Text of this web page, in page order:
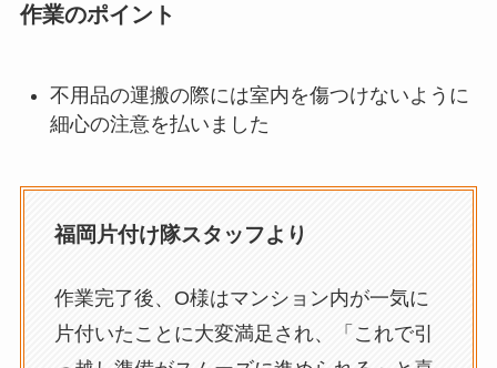
作業のポイント
不用品の運搬の際には室内を傷つけないように
細心の注意を払いました
福岡片付け隊スタッフより
作業完了後、O様はマンション内が一気に
片付いたことに大変満足され、「これで引